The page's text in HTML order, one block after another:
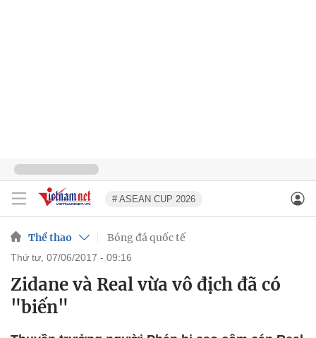
# ASEAN CUP 2026
Thể thao Bóng đá quốc tế
thứ tư, 07/06/2017 - 09:16
Zidane và Real vừa vô địch đã có
"biến"